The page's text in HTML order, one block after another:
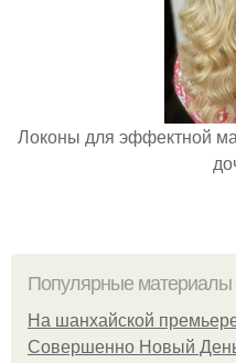
Локоны для эффектной
Популярные материалы
На шанхайской
Совершенно Новый